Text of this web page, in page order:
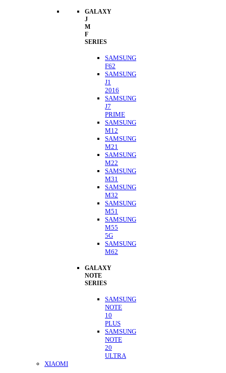
GALAXY
J
M
F
SERIES
SAMSUNG
F62
SAMSUNG
J1
2016
SAMSUNG
J7
PRIME
SAMSUNG
M12
SAMSUNG
M21
SAMSUNG
M22
SAMSUNG
M31
SAMSUNG
M32
SAMSUNG
M51
SAMSUNG
M55
5G
SAMSUNG
M62
GALAXY
NOTE
SERIES
SAMSUNG
NOTE
10
PLUS
SAMSUNG
NOTE
20
ULTRA
XIAOMI